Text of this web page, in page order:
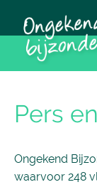
Pers
Ongekend
waarvoor 248